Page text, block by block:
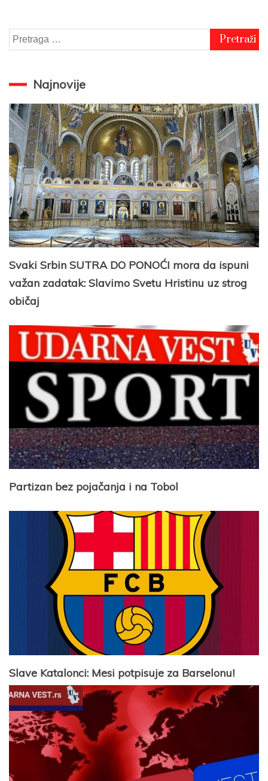
Pretraga
za:
Najnovije
Svaki Srbin SUTRA DO PONOĆI mora da ispuni
važan zadatak: Slavimo Svetu Hristinu uz strog
običaj
Partizan bez pojačanja i na Tobol
Slave Katalonci: Mesi potpisuje za Barselonu!